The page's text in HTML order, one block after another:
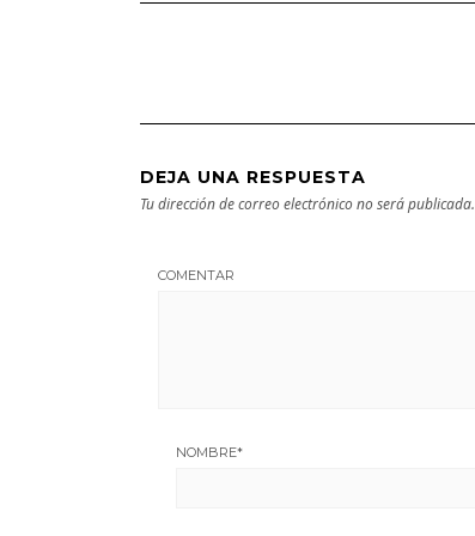
DEJA UNA RESPUESTA
Tu dirección de correo electrónico no será publicada.
COMENTAR
NOMBRE*